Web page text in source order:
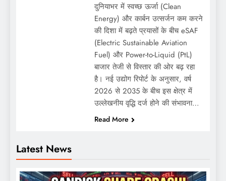
Latest News
दुनियाभर में स्वच्छ ऊर्जा (Clean
Energy) और कार्बन उत्सर्जन कम करने
की दिशा में बढ़ते प्रयासों के बीच eSAF
(Electric Sustainable Aviation
Fuel) और Power-to-Liquid (PtL)
बाजार तेजी से विस्तार की ओर बढ़ रहा
है। नई उद्योग रिपोर्ट के अनुसार, वर्ष
2026 से 2035 के बीच इस क्षेत्र में
उल्लेखनीय वृद्धि दर्ज होने की संभावना…
Read More